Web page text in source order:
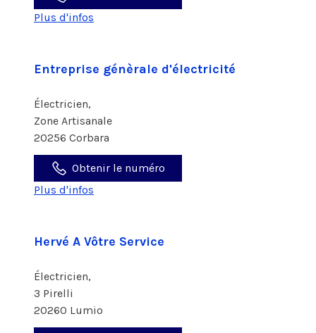
Plus d'infos
Entreprise génèrale d'électricité
Électricien,
Zone Artisanale
20256 Corbara
Obtenir le numéro
Plus d'infos
Hervé A Vôtre Service
Électricien,
3 Pirelli
20260 Lumio